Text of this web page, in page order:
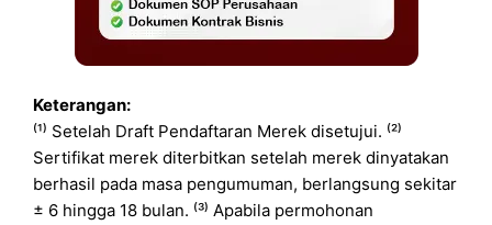
Keterangan:
⁽¹⁾ Setelah Draft Pendaftaran Merek disetujui. ⁽²⁾
Sertifikat merek diterbitkan setelah merek dinyatakan
berhasil pada masa pengumuman, berlangsung sekitar
± 6 hingga 18 bulan. ⁽³⁾ Apabila permohonan